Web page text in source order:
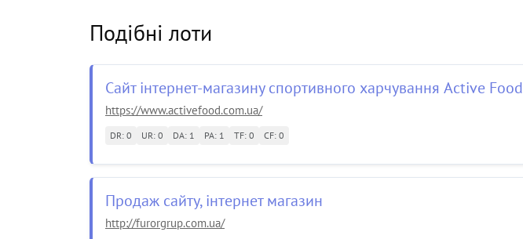
Подібні лоти
Сайт інтернет-магазину спортивного харчування Active Food
https://www.activefood.com.ua/
DR: 0 UR: 0 DA: 1 PA: 1 TF: 0 CF: 0
Продаж сайту, інтернет магазин
http://furorgrup.com.ua/